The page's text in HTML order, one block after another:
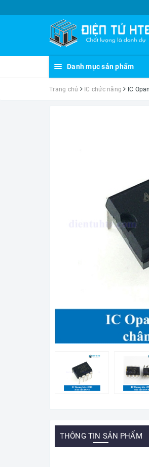
Danh mục sản phẩm
Trang chủ IC chức năng IC
THÔNG TIN SẢN PHẨM